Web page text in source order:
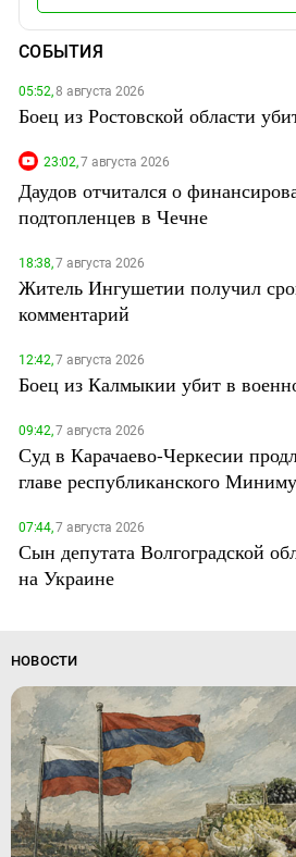
СОБЫТИЯ
05:52,8 августа 2026
Боец из Ростовской области
23:02,7 августа 2026
Даудов отчитался о
подтопленцев в Чечне
18:38,7 августа 2026
Житель Ингушетии получил
комментарий
12:42,7 августа 2026
Боец из Калмыкии убит в
09:42,7 августа 2026
Суд в Карачаево-Черкесии
главе республиканского
07:44,7 августа 2026
Сын депутата Волгоградской
на Украине
НОВОСТИ